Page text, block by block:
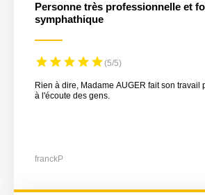
Personne très professionnelle et fort
symphathique
(5/5)
Rien à dire, Madame AUGER fait son travail parfaitement bien,
à l'écoute des gens.
franckP